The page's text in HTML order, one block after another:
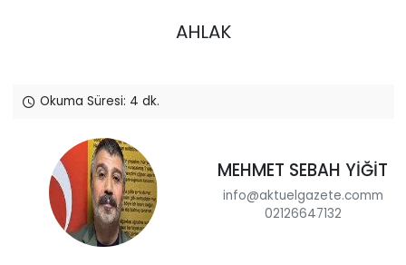
AHLAK
Okuma Süresi: 4 dk.
MEHMET SEBAH YİĞİT
info@aktuelgazete.comm
02126647132